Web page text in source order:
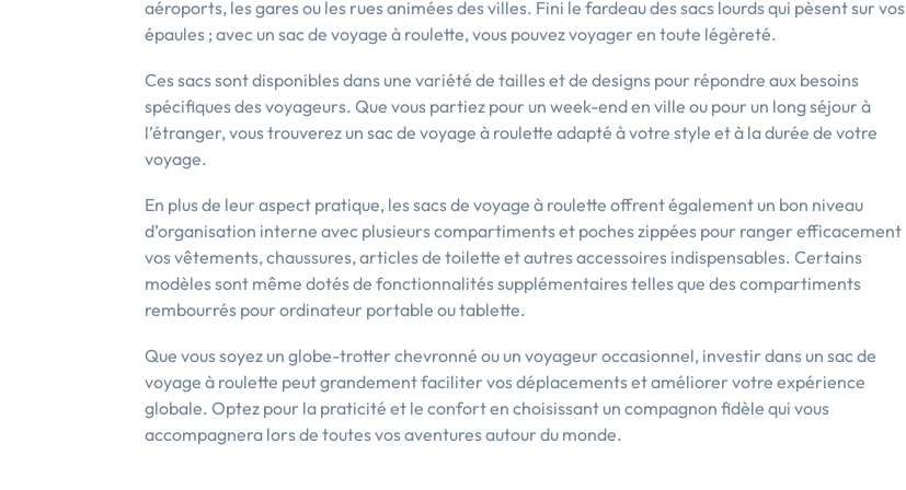
aéroports, les gares ou les rues animées des villes. Fini le fardeau des sacs lourds qui pèsent sur vos
épaules ; avec un sac de voyage à roulette, vous pouvez voyager en toute légèreté.
Ces sacs sont disponibles dans une variété de tailles et de designs pour répondre aux besoins
spécifiques des voyageurs. Que vous partiez pour un week-end en ville ou pour un long séjour à
l’étranger, vous trouverez un sac de voyage à roulette adapté à votre style et à la durée de votre
voyage.
En plus de leur aspect pratique, les sacs de voyage à roulette offrent également un bon niveau
d’organisation interne avec plusieurs compartiments et poches zippées pour ranger efficacement
vos vêtements, chaussures, articles de toilette et autres accessoires indispensables. Certains
modèles sont même dotés de fonctionnalités supplémentaires telles que des compartiments
rembourrés pour ordinateur portable ou tablette.
Que vous soyez un globe-trotter chevronné ou un voyageur occasionnel, investir dans un sac de
voyage à roulette peut grandement faciliter vos déplacements et améliorer votre expérience
globale. Optez pour la praticité et le confort en choisissant un compagnon fidèle qui vous
accompagnera lors de toutes vos aventures autour du monde.